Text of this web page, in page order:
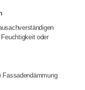
oder
Fassadendämmung